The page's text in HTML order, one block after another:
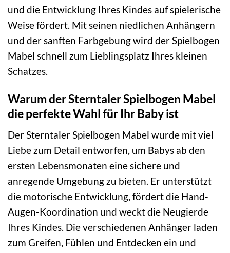
und die Entwicklung Ihres Kindes auf spielerische
Weise fördert. Mit seinen niedlichen Anhängern
und der sanften Farbgebung wird der Spielbogen
Mabel schnell zum Lieblingsplatz Ihres kleinen
Schatzes.
Warum der Sterntaler Spielbogen Mabel
die perfekte Wahl für Ihr Baby ist
Der Sterntaler Spielbogen Mabel wurde mit viel
Liebe zum Detail entworfen, um Babys ab den
ersten Lebensmonaten eine sichere und
anregende Umgebung zu bieten. Er unterstützt
die motorische Entwicklung, fördert die Hand-
Augen-Koordination und weckt die Neugierde
Ihres Kindes. Die verschiedenen Anhänger laden
zum Greifen, Fühlen und Entdecken ein und